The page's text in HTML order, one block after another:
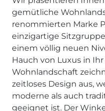
Bar- & Barhockersysteme
Beimöbel
Einzelstühle &
Einzeltische &
ALLES ANZEIGEN
SOFA, COUCH & CO.
2er Sofas & Funktionssofas
KÜCHENTECHNIK
Dunstabzug im Kochfeld
Bora - The end of normal
Neff - Mehr Raum für
Siemens - Intelligente
Liebherr - hat den
Aber fast.
KÜCHEN PROSPEKTE
Lebensraum Küche
Prisma Journal
KÜCHENTECHNIK
Neff - Mehr Raum für
BORA - The end of normal
SCHLAFZIMMER
ALLES ANZEIGEN
ESSZIMMER
ALLES ANZEIGEN
KÜCHE
ALLE ANZEIGEN
Historie & Philosophie
360° Rundgang
Kunden-Bewertungen
Über uns
UNSER SERVICE
Aufmaß-Service
Entsorgungs-Service
gemütliche
renommierten Marke
einzigartige
einem völlig neuen
Hauch von Luxus in Ihr
Wohnlandschaft
zeitloses Design aus,
moderne als auch
geeignet ist. Der